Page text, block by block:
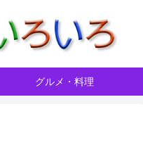
グルメ・料理